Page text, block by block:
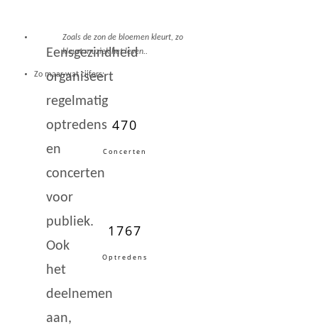
Eensgezindheid
organiseert
regelmatig
optredens
en
concerten
voor
publiek.
Ook
het
deelnemen
aan,
Zoals de zon de bloemen kleurt, zo
kleurt muziek het leven..
Zo maar wat cijfers:
470
Concerten
1767
Optredens